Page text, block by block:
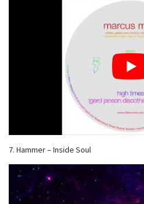
7. Hammer – Inside Soul